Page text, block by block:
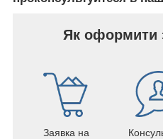
Як оформити
Заявка на